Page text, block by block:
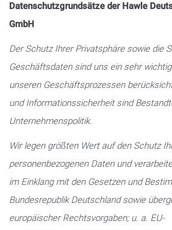
Datenschutzgrundsätze der Hawle
GmbH
Der Schutz Ihrer Privatsphäre sowie die
Geschäftsdaten sind uns ein sehr
unseren Geschäftsprozessen
und Informationssicherheit sind
Unternehmenspolitik.
Wir legen größten Wert auf den Schutz
personenbezogenen Daten und
im Einklang mit den Gesetzen und
Bundesrepublik Deutschland sowie
europäischer Rechtsvorgaben; u. a. EU-